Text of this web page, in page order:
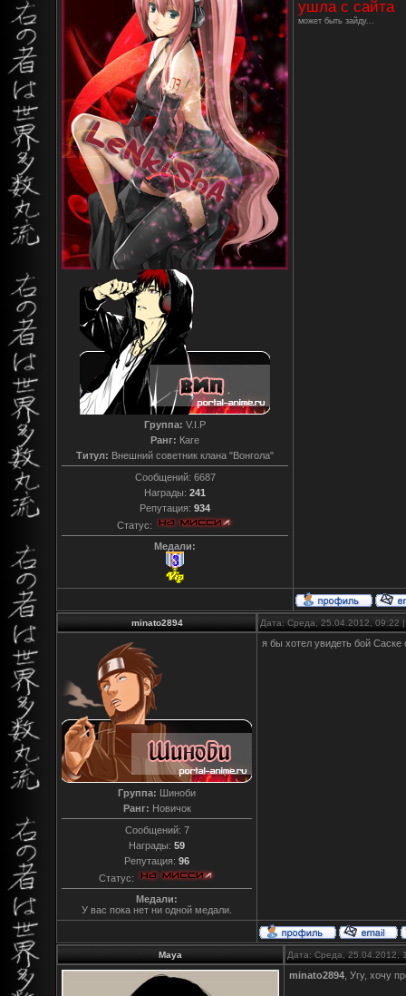
Группа: V.I.P
Ранг: Каге
Титул: Внешний советник клана "Вонгола"
Сообщений: 6687
Награды: 241
Репутация: 934
Статус:
Медали:
ушла с сайта
может быть зайду...
minato2894 Дата: Среда, 25.04.2012,
Группа: Шиноби
Ранг: Новичок
Сообщений: 7
Награды: 59
Репутация: 96
Статус:
Медали:
У вас пока нет ни одной медали.
я бы хотел увидеть бой Саске
Maya Дата: Среда,
minato2894 , Угу, хочу